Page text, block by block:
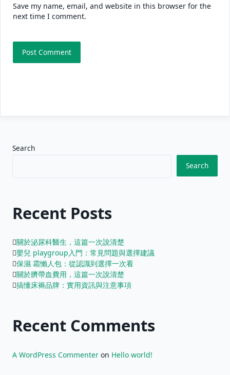
Save my name, email, and website in this browser for the
next time I comment.
Search
Search
Recent Posts
關於泌尿科醫生，這篇一次說清楚
嬰兒 playgroup入門：常見問題與選擇建議
保濕 霜懶人包：從認識到選擇一次看
關於臍帶血費用，這篇一次說清楚
搞懂床褥品牌：實用資訊與注意事項
Recent Comments
A WordPress Commenter on Hello world!